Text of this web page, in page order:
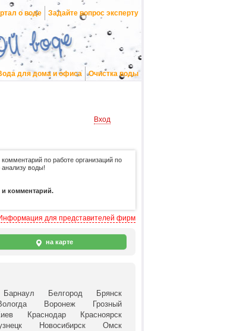
о воде Задайте вопрос эксперту
для дома и офиса Очистка воды
Вход
по работе организаций по
анализу воды!
и комментарий.
для представителей фирм
на карте
Барнаул Белгород
Брянск
Воронеж
Грозный
Краснодар
Красноярск
Новосибирск
Омск